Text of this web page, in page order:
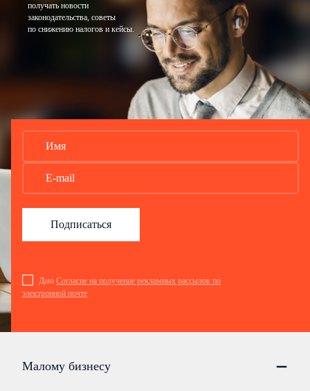
получать новости
законодательства, советы
по снижению налогов и кейсы.
Даю Согласие на получение рекламных рассылок по
электронной почте
Подписаться
Малому бизнесу